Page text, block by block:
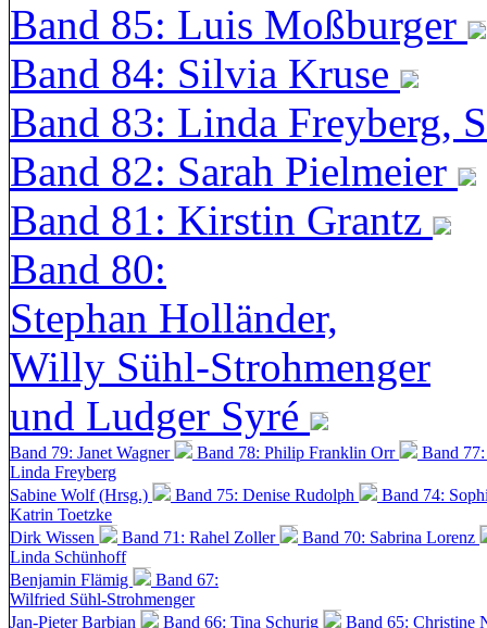
Band 85: Luis Moßburger
Band 84: Silvia Kruse
Band 83: Linda Freyberg,
Band 82: Sarah Pielmeier
Band 81: Kirstin Grantz
Band 80:
Stephan Holländer,
Willy Sühl-Strohmenger
und Ludger Syré
Band 79: Janet Wagner Band 78: Philip Franklin Orr
Band
Linda Freyberg
Sabine Wolf (Hrsg.)
Band 75: Denise Rudolph
Band 74:
Katrin Toetzke
Dirk Wissen
Band 71: Rahel Zoller
Band 70: Sabrina Lorenz
Linda Schünhoff
Benjamin Flämig
Band 67:
Wilfried Sühl-Strohmenger
Jan-Pieter Barbian
Band 66: Tina Schurig
Band 65: Christine